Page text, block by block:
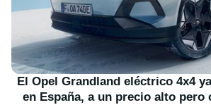
El Opel Grandland eléctrico 4x4
en España, a un precio alto pero